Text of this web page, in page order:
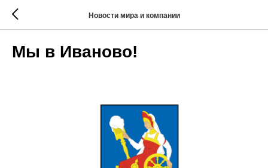
Новости мира и компании
Мы в Иваново!